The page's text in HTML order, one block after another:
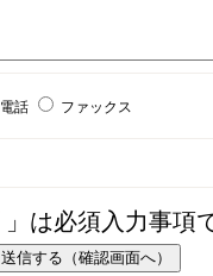
電話 ファックス
」は必須入力事項